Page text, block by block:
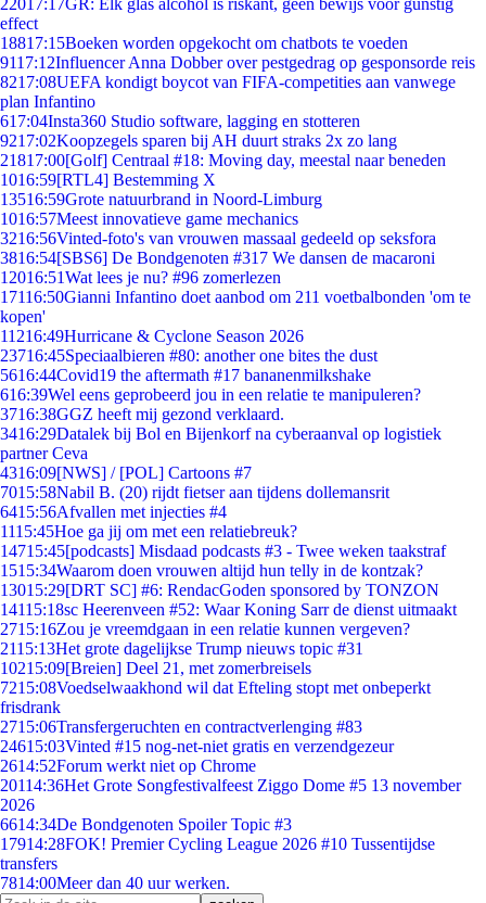
22017:17GR: Elk glas alcohol is riskant, geen bewijs voor gunstig
effect
18817:15Boeken worden opgekocht om chatbots te voeden
9117:12Influencer Anna Dobber over pestgedrag op gesponsorde reis
8217:08UEFA kondigt boycot van FIFA-competities aan vanwege
plan Infantino
617:04Insta360 Studio software, lagging en stotteren
9217:02Koopzegels sparen bij AH duurt straks 2x zo lang
21817:00[Golf] Centraal #18: Moving day, meestal naar beneden
1016:59[RTL4] Bestemming X
13516:59Grote natuurbrand in Noord-Limburg
1016:57Meest innovatieve game mechanics
3216:56Vinted-foto's van vrouwen massaal gedeeld op seksfora
3816:54[SBS6] De Bondgenoten #317 We dansen de macaroni
12016:51Wat lees je nu? #96 zomerlezen
17116:50Gianni Infantino doet aanbod om 211 voetbalbonden 'om te
kopen'
11216:49Hurricane & Cyclone Season 2026
23716:45Speciaalbieren #80: another one bites the dust
5616:44Covid19 the aftermath #17 bananenmilkshake
616:39Wel eens geprobeerd jou in een relatie te manipuleren?
3716:38GGZ heeft mij gezond verklaard.
3416:29Datalek bij Bol en Bijenkorf na cyberaanval op logistiek
partner Ceva
4316:09[NWS] / [POL] Cartoons #7
7015:58Nabil B. (20) rijdt fietser aan tijdens dollemansrit
6415:56Afvallen met injecties #4
1115:45Hoe ga jij om met een relatiebreuk?
14715:45[podcasts] Misdaad podcasts #3 - Twee weken taakstraf
1515:34Waarom doen vrouwen altijd hun telly in de kontzak?
13015:29[DRT SC] #6: RendacGoden sponsored by TONZON
14115:18sc Heerenveen #52: Waar Koning Sarr de dienst uitmaakt
2715:16Zou je vreemdgaan in een relatie kunnen vergeven?
2115:13Het grote dagelijkse Trump nieuws topic #31
10215:09[Breien] Deel 21, met zomerbreisels
7215:08Voedselwaakhond wil dat Efteling stopt met onbeperkt
frisdrank
2715:06Transfergeruchten en contractverlenging #83
24615:03Vinted #15 nog-net-niet gratis en verzendgezeur
2614:52Forum werkt niet op Chrome
20114:36Het Grote Songfestivalfeest Ziggo Dome #5 13 november
2026
6614:34De Bondgenoten Spoiler Topic #3
17914:28FOK! Premier Cycling League 2026 #10 Tussentijdse
transfers
7814:00Meer dan 40 uur werken.